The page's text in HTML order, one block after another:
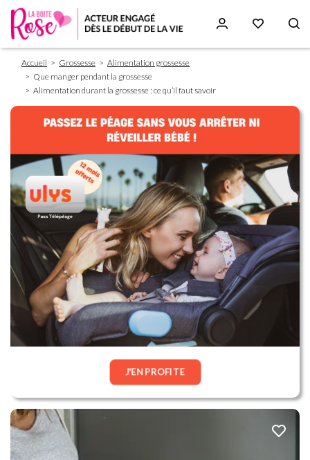
contenu
Fil
d'Ariane
Accueil Grossesse
Alimentation grossesse
Que manger pendant la grossesse
Alimentation durant la grossesse : ce qu’il faut savoir
J'EN PROFITE